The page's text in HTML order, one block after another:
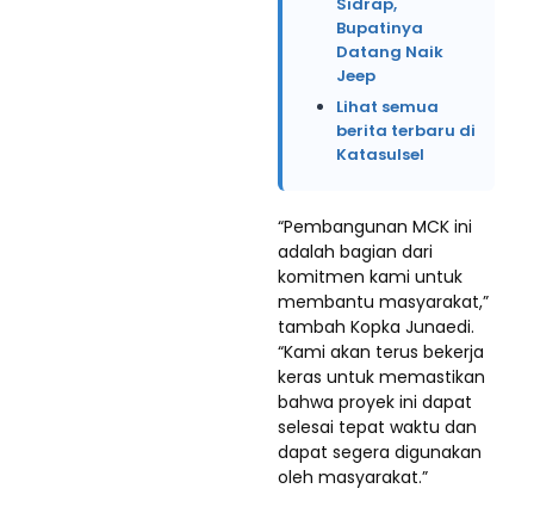
Bupatinya
Datang Naik
Jeep
Lihat semua
berita terbaru di
Katasulsel
“Pembangunan MCK ini
adalah bagian dari
komitmen kami untuk
membantu masyarakat,”
tambah Kopka Junaedi.
“Kami akan terus bekerja
keras untuk memastikan
bahwa proyek ini dapat
selesai tepat waktu dan
dapat segera digunakan
oleh masyarakat.”